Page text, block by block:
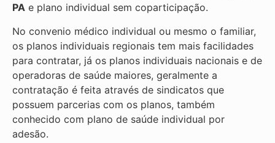
PA e plano individual sem coparticipação.
No convenio médico individual ou mesmo o familiar,
os planos individuais regionais tem mais facilidades
para contratar, já os planos individuais nacionais e de
operadoras de saúde maiores, geralmente a
contratação é feita através de sindicatos que
possuem parcerias com os planos, também
conhecido com plano de saúde individual por
adesão.